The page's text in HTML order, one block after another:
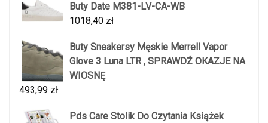
Buty Date M381-LV-CA-WB
1018,40 zł
Buty Sneakersy Męskie Merrell Vapor
Glove 3 Luna LTR , SPRAWDŹ OKAZJE NA
WIOSNĘ
493,99 zł
Pds Care Stolik Do Czytania Książek